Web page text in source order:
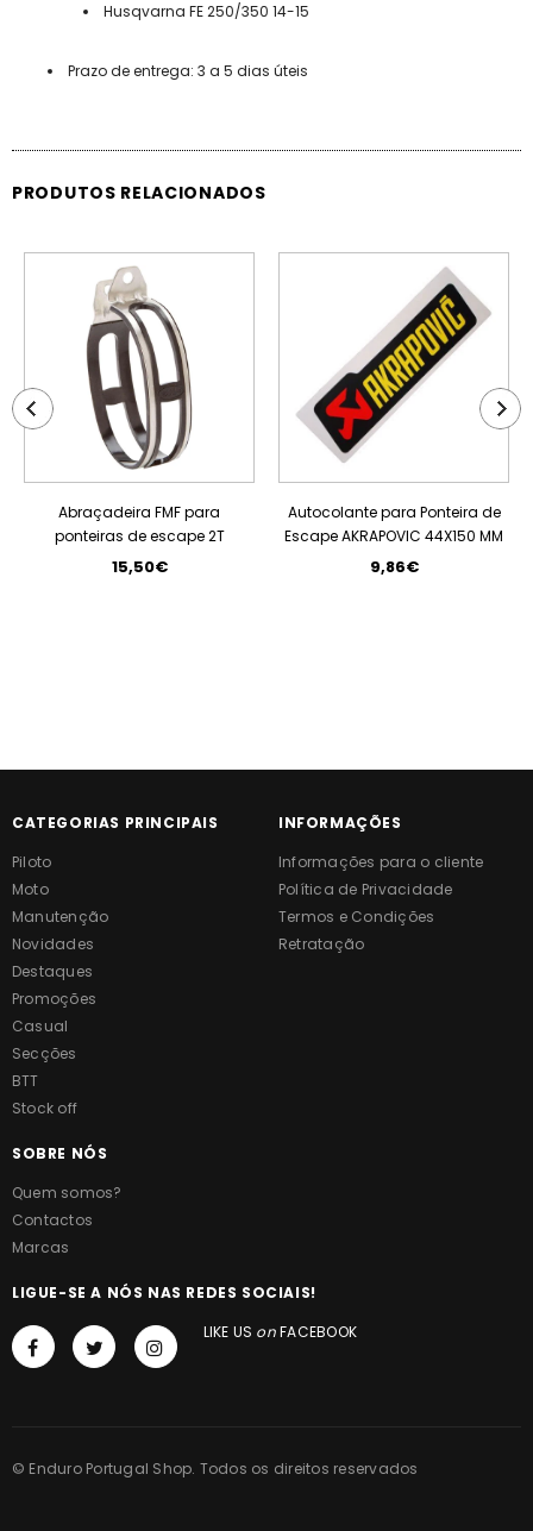
Husqvarna FE 250/350 14-15
Prazo de entrega: 3 a 5 dias úteis
PRODUTOS RELACIONADOS
Abraçadeira FMF para
ponteiras de escape 2T
15,50€
ESGOTADO
Autocolante para Ponteira de
Escape AKRAPOVIC 44X150 MM
9,86€
CATEGORIAS PRINCIPAIS
Piloto
Moto
Manutenção
Novidades
Destaques
Promoções
Casual
Secções
BTT
Stock off
INFORMAÇÕES
Informações para o cliente
Política de Privacidade
Termos e Condições
Retratação
SOBRE NÓS
Quem somos?
Contactos
Marcas
LIGUE-SE A NÓS NAS REDES SOCIAIS!
LIKE US onFACEBOOK
© Enduro Portugal Shop. Todos os direitos reservados